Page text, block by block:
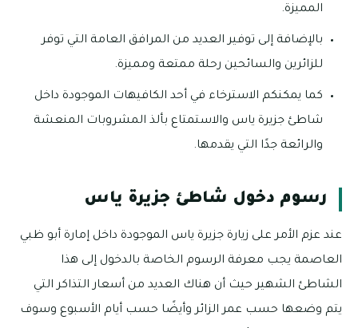
المميزة.
بالإضافة إلى توفير العديد من المرافق العامة التي توفر
للزائرين والسائحين رحلة ممتعة ومميزة.
كما يمكنكم الاسترخاء في أحد الكافيهات الموجودة داخل
شاطئ جزيرة ياس والاستمتاع بألذ المشروبات المنعشة
والرائعة جدًا التي يقدمها.
رسوم دخول شاطئ جزيرة ياس
عند عزم الأمر على زيارة جزيرة ياس الموجودة داخل إمارة أبو ظبي
العاصمة يجب معرفة الرسوم الخاصة بالدخول إلى هذا
الشاطئ الشهير حيث أن هناك العديد من أسعار التذاكر التي
يتم وضعها حسب عمر الزائر وأيضًا حسب أيام الأسبوع وسوف